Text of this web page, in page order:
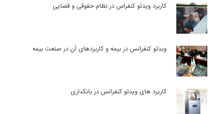
کاربرد ویدئو کنفراس در نظام حقوقی و قضایی
ویدئو کنفرانس در بیمه و کاربردهای آن در صنعت بیمه
کاربرد های ویدئو کنفرانس در بانکداری